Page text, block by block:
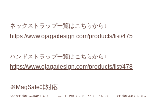
ネックストラップ一覧はこちらから↓
https://www.ojagadesign.com/products/list/475
ハンドストラップ一覧はこちらから↓
https://www.ojagadesign.com/products/list/478
※MagSafe非対応